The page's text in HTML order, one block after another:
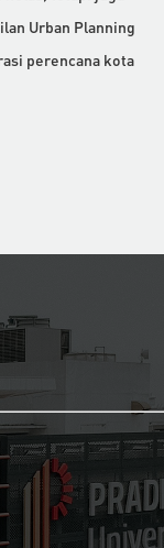
Urban Planning
perencana kota